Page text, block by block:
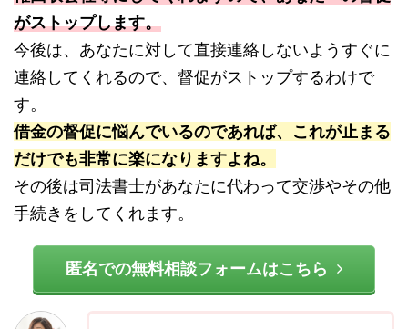
がストップします。
今後は、あなたに対して直接連絡しないようすぐに
連絡してくれるので、督促がストップするわけで
す。
借金の督促に悩んでいるのであれば、これが止まる
だけでも非常に楽になりますよね。
その後は司法書士があなたに代わって交渉やその他
手続きをしてくれます。
匿名での無料相談フォームはこちら